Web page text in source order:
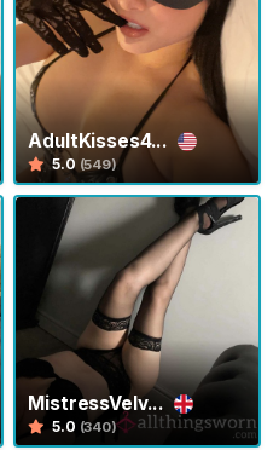
AdultKisses4...
5.0 (549)
MistressVelv...
5.0 (340)